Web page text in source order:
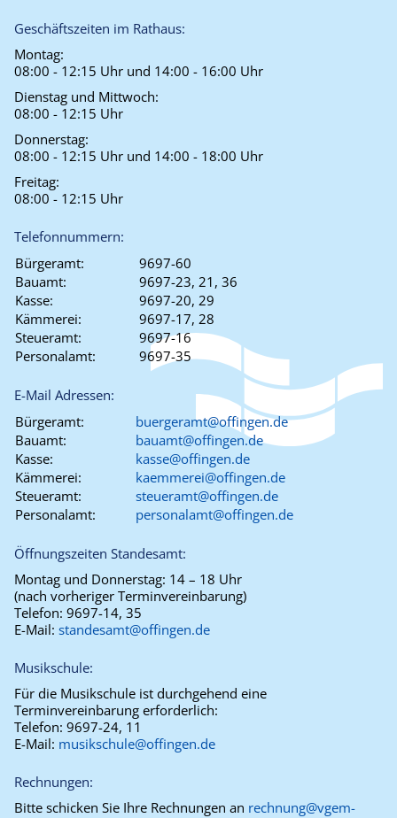
Geschäftszeiten im Rathaus:
Montag:
08:00 - 12:15 Uhr und 14:00 - 16:00 Uhr
Dienstag und Mittwoch:
08:00 - 12:15 Uhr
Donnerstag:
08:00 - 12:15 Uhr und 14:00 - 18:00 Uhr
Freitag:
08:00 - 12:15 Uhr
Telefonnummern:
Bürgeramt:
9697-60
Bauamt:
9697-23, 21, 36
Kasse:
9697-20, 29
Kämmerei:
9697-17, 28
Steueramt:
9697-16
Personalamt:
9697-35
E-Mail Adressen:
Bürgeramt:
buergeramt@offingen.de
Bauamt:
bauamt@offingen.de
Kasse:
kasse@offingen.de
Kämmerei:
kaemmerei@offingen.de
Steueramt:
steueramt@offingen.de
Personalamt:
personalamt@offingen.de
Öffnungszeiten Standesamt:
Montag und Donnerstag: 14 – 18 Uhr
(nach vorheriger Terminvereinbarung)
Telefon: 9697-14, 35
E-Mail: standesamt@offingen.de
Musikschule:
Für die Musikschule ist durchgehend eine
Terminvereinbarung erforderlich:
Telefon: 9697-24, 11
E-Mail: musikschule@offingen.de
Rechnungen:
Bitte schicken Sie Ihre Rechnungen an rechnung@vgem-